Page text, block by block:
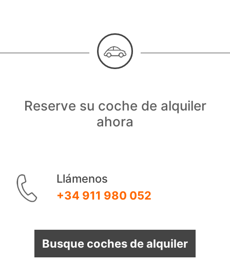
Reserve su coche de alquiler
ahora
Llámenos
+34 911 980 052
Busque coches de alquiler